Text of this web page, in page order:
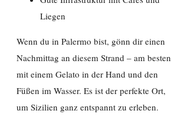
Liegen
Wenn du in Palermo bist, gönn dir einen
Nachmittag an diesem Strand – am besten
mit einem Gelato in der Hand und den
Füßen im Wasser. Es ist der perfekte Ort,
um Sizilien ganz entspannt zu erleben.